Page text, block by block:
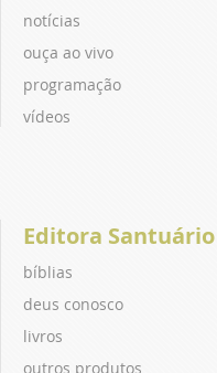
notícias
ouça ao vivo
programação
vídeos
Editora Santuário
bíblias
deus conosco
livros
outros produtos